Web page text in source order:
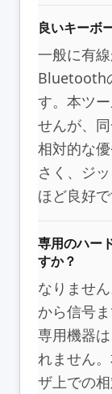
良いキーボ
一般に有線
Bluetooth
す。本ツ
せんが、
相対的な
さく、ジ
ほど良好で
専用のハー
すか？
なりませ
から信号
専用機器
れません
ザ上での